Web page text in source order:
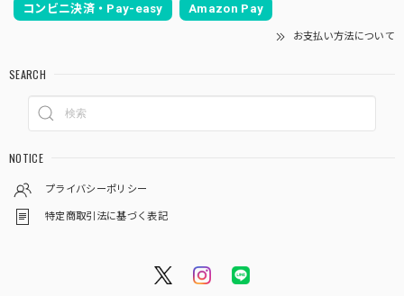
コンビニ決済・Pay-easy Amazon Pay
お支払い方法について
SEARCH
NOTICE
プライバシーポリシー
特定商取引法に基づく表記